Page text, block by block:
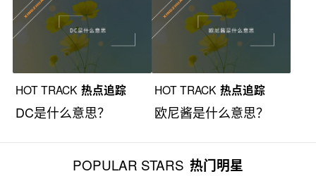
HOT TRACK 热点追踪
DC是什么意思？
HOT TRACK 热点追踪
欧尼酱是什么意思？
POPULAR STARS 热门明星